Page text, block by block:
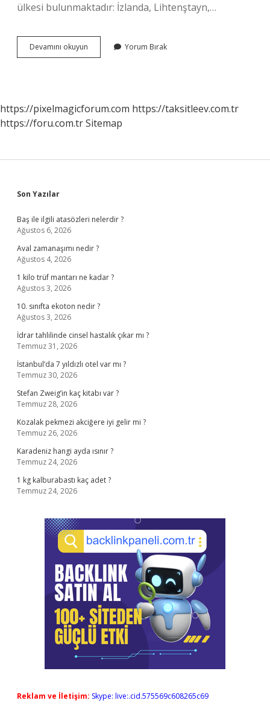
ülkesi bulunmaktadır: İzlanda, Lihtenştayn,…
Devamını okuyun
Hangi
Yorum Bırak
https://pixelmagicforum.com https://taksitleev.com.tr
https://foru.com.trSitemap
Sidebar
Son Yazılar
Baş ile ilgili atasözleri nelerdir ?
Ağustos 6, 2026
Aval zamanaşımı nedir ?
Ağustos 4, 2026
1 kilo trüf mantarı ne kadar ?
Ağustos 3, 2026
10. sınıfta ekoton nedir ?
Ağustos 3, 2026
İdrar tahlilinde cinsel hastalık çıkar mı ?
Temmuz 31, 2026
İstanbul’da 7 yıldızlı otel var mı ?
Temmuz 30, 2026
Stefan Zweig’in kaç kitabı var ?
Temmuz 28, 2026
Kozalak pekmezi akciğere iyi gelir mi ?
Temmuz 26, 2026
Karadeniz hangi ayda ısınır ?
Temmuz 24, 2026
1 kg kalburabastı kaç adet ?
Temmuz 24, 2026
Reklam ve İletişim: Skype: live:.cid.575569c608265c69